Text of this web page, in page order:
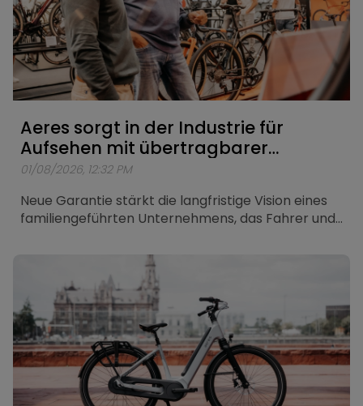
Aeres sorgt in der Industrie für
Aufsehen mit übertragbarer
lebenslanger Garantie
01/08/2026, 12:32 PM
Neue Garantie stärkt die langfristige Vision eines
familiengeführten Unternehmens, das Fahrer und